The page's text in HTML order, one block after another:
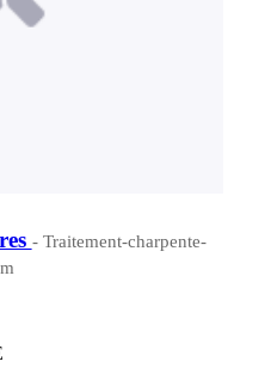
- Traitement-charpente-